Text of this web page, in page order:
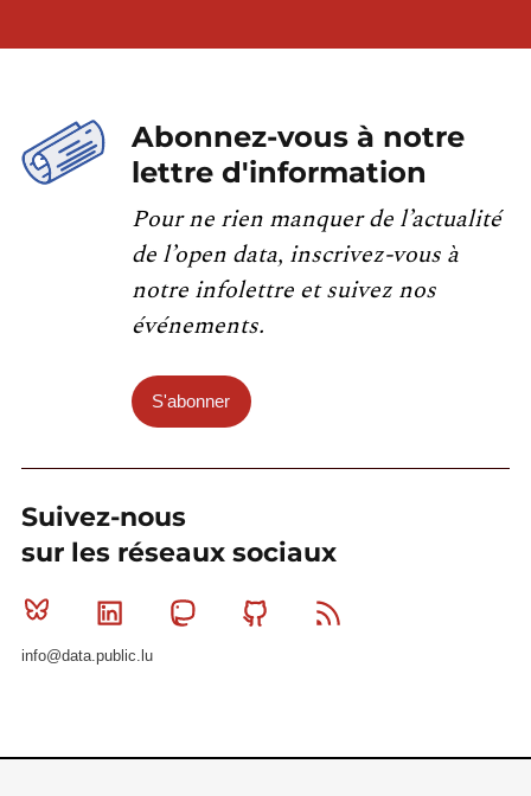
Abonnez-vous à notre
lettre d'information
Pour ne rien manquer de l’actualité
de l’open data, inscrivez-vous à
notre infolettre et suivez nos
événements.
S'abonner
Suivez-nous
sur les réseaux sociaux
Bluesky Linkedin MastodonGithub
info@data.public.lu